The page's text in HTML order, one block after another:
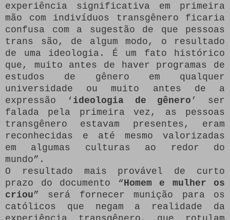
experiência significativa em primeira
mão com indivíduos transgênero ficaria
confusa com a sugestão de que pessoas
trans são, de algum modo, o resultado
de uma ideologia. É um fato histórico
que, muito antes de haver programas de
estudos de gênero em qualquer
universidade ou muito antes de a
expressão ‘ ideologia de gênero ’ ser
falada pela primeira vez, as pessoas
transgênero estavam presentes, eram
reconhecidas e até mesmo valorizadas
em algumas culturas ao redor do
mundo”.
O resultado mais provável de curto
prazo do documento “Homem e mulher os
criou” será fornecer munição para os
católicos que negam a realidade da